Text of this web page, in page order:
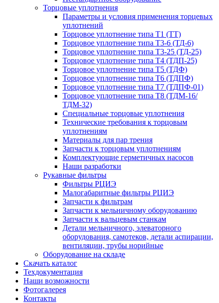
Торцовые уплотнения
Параметры и условия применения торцевых
уплотнений
Торцовое уплотнение типа Т1 (ТТ)
Торцовое уплотнение типа Т3-6 (ТД-6)
Торцовое уплотнение типа Т3-25 (ТД-25)
Торцовое уплотнение типа Т4 (ТДП-25)
Торцовое уплотнение типа Т5 (ТДФ)
Торцовое уплотнение типа Т6 (ТДПФ)
Торцовое уплотнение типа Т7 (ТДПФ-01)
Торцовое уплотнение типа Т8 (ТДМ-16/
ТДМ-32)
Специальные торцовые уплотнения
Технические требования к торцовым
уплотнениям
Материалы для пар трения
Запчасти к торцовым уплотнениям
Комплектующие герметичных насосов
Наши разработки
Рукавные фильтры
Фильтры РЦИЭ
Малогабаритные фильтры РЦИЭ
Запчасти к фильтрам
Запчасти к мельничному оборудованию
Запчасти к вальцевым станкам
Детали мельничного, элеваторного
оборудования, самотеков, детали аспирации,
вентиляции, трубы норийные
Оборудование на складе
Скачать каталог
Техдокументация
Наши возможности
Фотогалерея
Контакты